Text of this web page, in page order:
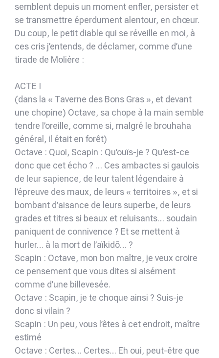
semblent depuis un moment enfler, persister et
se transmettre éperdument alentour, en chœur.
Du coup, le petit diable qui se réveille en moi, à
ces cris j’entends, de déclamer, comme d’une
tirade de Molière :
ACTE I
(dans la « Taverne des Bons Gras », et devant
une chopine) Octave, sa chope à la main semble
tendre l’oreille, comme si, malgré le brouhaha
général, il était en forêt)
Octave : Quoi, Scapin : Qu’ouïs-je ? Qu’est-ce
donc que cet écho ? … Ces ambactes si gaulois
de leur sapience, de leur talent légendaire à
l’épreuve des maux, de leurs « territoires », et si
bombant d’aisance de leurs superbe, de leurs
grades et titres si beaux et reluisants… soudain
paniquent de connivence ? Et se mettent à
hurler… à la mort de l’aïkidō… ?
Scapin : Octave, mon bon maître, je veux croire
ce pensement que vous dites si aisément
comme d’une billevesée.
Octave : Scapin, je te choque ainsi ? Suis-je
donc si vilain ?
Scapin : Un peu, vous l’êtes à cet endroit, maître
estimé
Octave : Certes… Certes… Eh oui, peut-être que